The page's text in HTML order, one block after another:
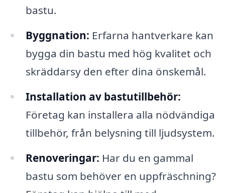
bastu.
Byggnation: Erfarna hantverkare kan
bygga din bastu med hög kvalitet och
skräddarsy den efter dina önskemål.
Installation av bastutillbehör:
Företag kan installera alla nödvändiga
tillbehör, från belysning till ljudsystem.
Renoveringar: Har du en gammal
bastu som behöver en uppfräschning?